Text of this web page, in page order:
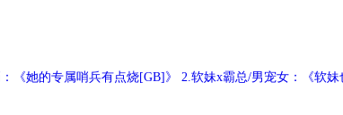
《她的专属哨兵有点烧[GB]》 2.软妹x霸总/男宠女：《软